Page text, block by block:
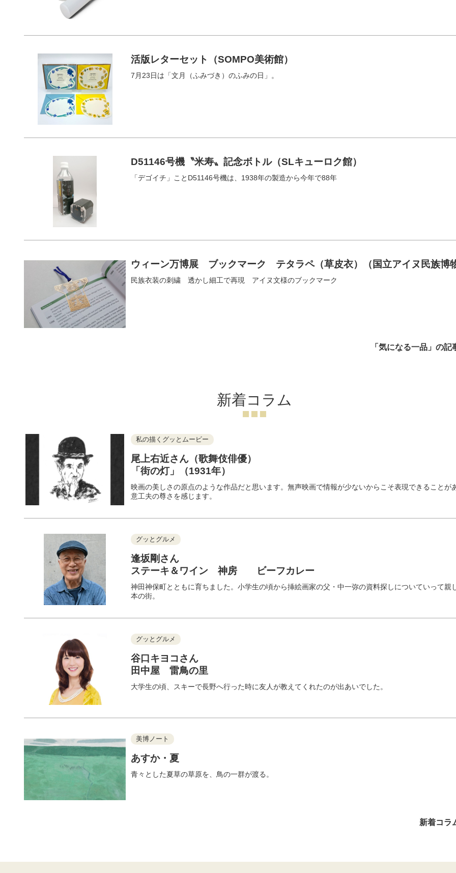
活版レターセット（SOMPO美術館）
7月23日は「文月（ふみづき）のふみの日」。
D51146号機〝米寿〟記念ボトル（SLキューロク館）
「デゴイチ」ことD51146号機は、1938年の製造から今年で88年
ウィーン万博展 ブックマーク テタラペ（草皮衣）（国立アイヌ民族博
民族衣装の刺繍 透かし細工で再現 アイヌ文様のブックマーク
「気になる一品」の記
新着コラム
私の描くグッとムービー
尾上右近さん（歌舞伎俳優）
「街の灯」（1931年）
映画の美しさの原点のような作品だと思います。無声映画で情報が少ないからこそ表現できることが
意工夫の尊さを感じます。
グッとグルメ
逢坂剛さん
ステーキ＆ワイン 神房 ビーフカレー
神田神保町とともに育ちました。小学生の頃から挿絵画家の父・中一弥の資料探しについていって親
本の街。
グッとグルメ
谷口キヨコさん
田中屋 雷鳥の里
大学生の頃、スキーで長野へ行った時に友人が教えてくれたのが出あいでした。
美博ノート
あすか・夏
青々とした夏草の草原を、鳥の一群が渡る。
新着コラ